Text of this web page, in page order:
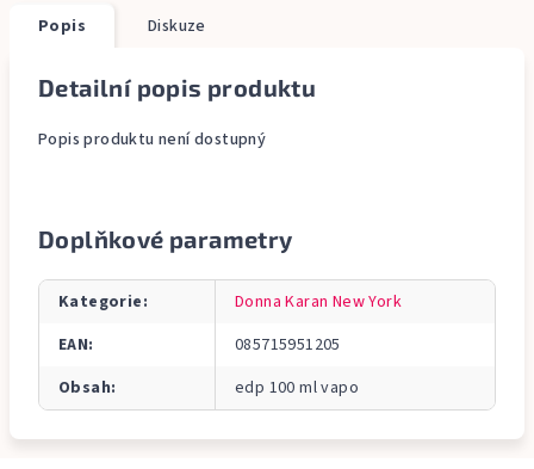
Popis Diskuze
Detailní popis produktu
Popis produktu není dostupný
Doplňkové parametry
Kategorie:
Donna Karan New York
EAN:
085715951205
Obsah: edp 100 ml vapo